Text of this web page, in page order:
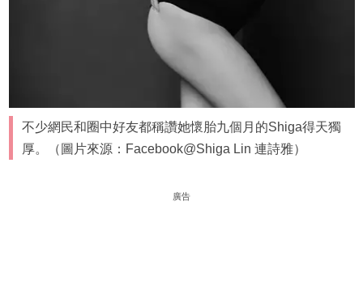
不少網民和圈中好友都稱讚她懷胎九個月的Shiga得天獨
厚。（圖片來源：Facebook@Shiga Lin 連詩雅）
廣告